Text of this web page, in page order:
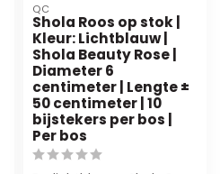
QC
Shola Roos op stok |
Kleur: Lichtblauw |
Shola Beauty Rose |
Diameter 6
centimeter | Lengte ±
50 centimeter | 10
bijstekers per bos |
Per bos